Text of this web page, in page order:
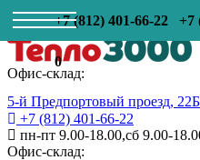
+7 (812) 401-66-22 +7
0
Офис-склад:
5-й Предпортовый проезд, 22Б
+7 (812) 401-66-22
пн-пт 9.00-18.00,сб 9.00-
Офис-склад: